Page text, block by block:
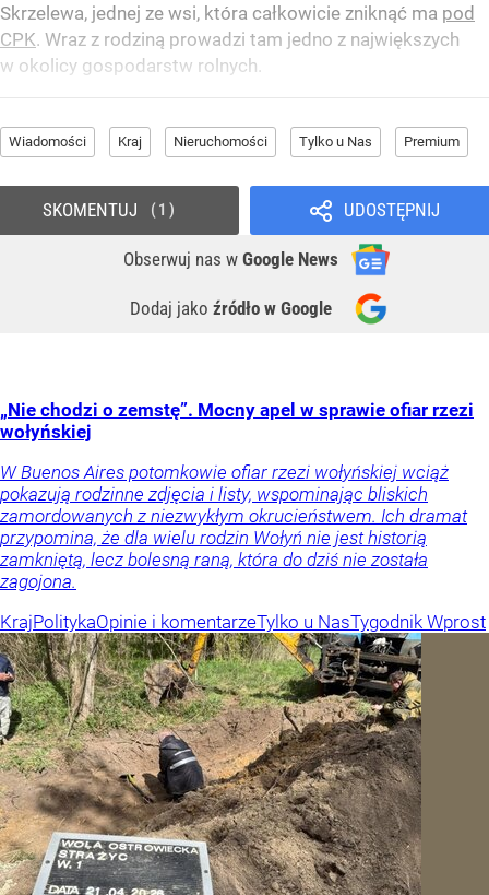
Skrzelewa, jednej ze wsi, która całkowicie zniknąć ma pod
CPK. Wraz z rodziną prowadzi tam jedno z największych
w okolicy gospodarstw rolnych.
Wiadomości Kraj Nieruchomości Tylko u Nas Premium
UDOSTĘPNIJ
Obserwuj nas w Google News
Dodaj jako źródło w Google
SKOMENTUJ 1
„Nie chodzi o zemstę”. Mocny apel w sprawie ofiar rzezi
wołyńskiej
W Buenos Aires potomkowie ofiar rzezi wołyńskiej wciąż
pokazują rodzinne zdjęcia i listy, wspominając bliskich
zamordowanych z niezwykłym okrucieństwem. Ich dramat
przypomina, że dla wielu rodzin Wołyń nie jest historią
zamkniętą, lecz bolesną raną, która do dziś nie została
zagojona.
KrajPolitykaOpinie i komentarzeTylko u NasTygodnik Wprost